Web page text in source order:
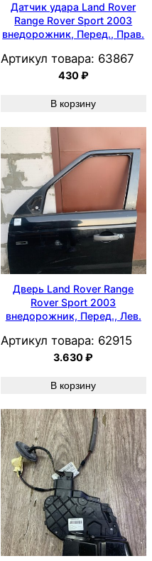
Датчик удара Land Rover
Range Rover Sport 2003
внедорожник, Перед., Прав.
Артикул товара: 63867
430₽
В корзину
Дверь Land Rover Range
Rover Sport 2003
внедорожник, Перед., Лев.
Артикул товара: 62915
3.630₽
В корзину